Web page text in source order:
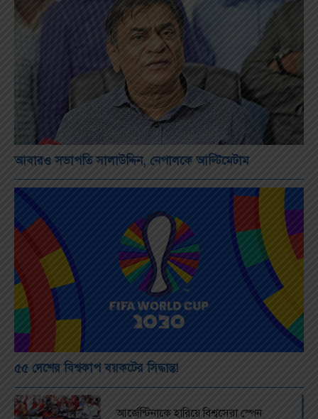
আবারও সভাপতি সালাউদ্দিন, নেপালকে আল্টিমেটাম
৫৫ দেশের বিশ্বকাপ বয়কটের সিদ্ধান্ত!
আর্জেন্টিনাকে হারিয়ে বিশ্বসেরা স্পেন